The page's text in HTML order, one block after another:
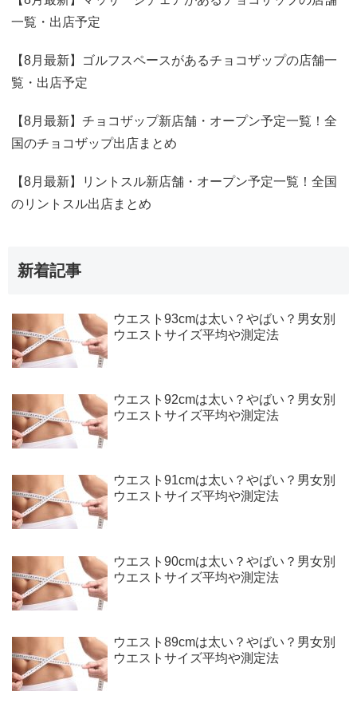
一覧・出店予定
【8月最新】ゴルフスペースがあるチョコザップの店舗一
覧・出店予定
【8月最新】チョコザップ新店舗・オープン予定一覧！全
国のチョコザップ出店まとめ
【8月最新】リントスル新店舗・オープン予定一覧！全国
のリントスル出店まとめ
新着記事
ウエスト93cmは太い？やばい？男女別
ウエストサイズ平均や測定法
ウエスト92cmは太い？やばい？男女別
ウエストサイズ平均や測定法
ウエスト91cmは太い？やばい？男女別
ウエストサイズ平均や測定法
ウエスト90cmは太い？やばい？男女別
ウエストサイズ平均や測定法
ウエスト89cmは太い？やばい？男女別
ウエストサイズ平均や測定法